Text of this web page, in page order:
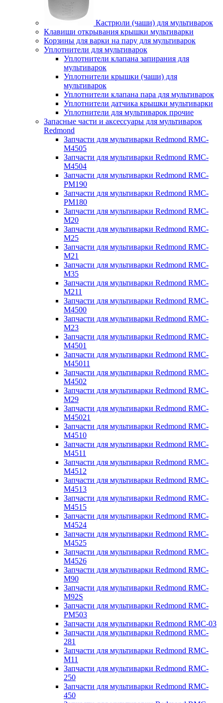
Кастрюли (чаши) для мультиварок
Клавиши открывания крышки мультиварки
Корзины для варки на пару для мультиварок
Уплотнители для мультиварок
Уплотнители клапана запирания для
мультиварок
Уплотнители крышки (чаши) для
мультиварок
Уплотнители клапана пара для мультиварок
Уплотнители датчика крышки мультиварки
Уплотнители для мультиварок прочие
Запасные части и аксессуары для мультиварок
Redmond
Запчасти для мультиварки Redmond RMC-
M4505
Запчасти для мультиварки Redmond RMC-
M4504
Запчасти для мультиварки Redmond RMC-
PM190
Запчасти для мультиварки Redmond RMC-
PM180
Запчасти для мультиварки Redmond RMC-
M20
Запчасти для мультиварки Redmond RMC-
M25
Запчасти для мультиварки Redmond RMC-
M21
Запчасти для мультиварки Redmond RMC-
M35
Запчасти для мультиварки Redmond RMC-
M211
Запчасти для мультиварки Redmond RMC-
M4500
Запчасти для мультиварки Redmond RMC-
M23
Запчасти для мультиварки Redmond RMC-
M4501
Запчасти для мультиварки Redmond RMC-
M45011
Запчасти для мультиварки Redmond RMC-
M4502
Запчасти для мультиварки Redmond RMC-
M29
Запчасти для мультиварки Redmond RMC-
M45021
Запчасти для мультиварки Redmond RMC-
M4510
Запчасти для мультиварки Redmond RMC-
M4511
Запчасти для мультиварки Redmond RMC-
M4512
Запчасти для мультиварки Redmond RMC-
M4513
Запчасти для мультиварки Redmond RMC-
M4515
Запчасти для мультиварки Redmond RMC-
M4524
Запчасти для мультиварки Redmond RMC-
M4525
Запчасти для мультиварки Redmond RMC-
M4526
Запчасти для мультиварки Redmond RMC-
M90
Запчасти для мультиварки Redmond RMC-
M92S
Запчасти для мультиварки Redmond RMC-
PM503
Запчасти для мультиварки Redmond RMC-03
Запчасти для мультиварки Redmond RMC-
281
Запчасти для мультиварки Redmond RMC-
M11
Запчасти для мультиварки Redmond RMC-
250
Запчасти для мультиварки Redmond RMC-
450